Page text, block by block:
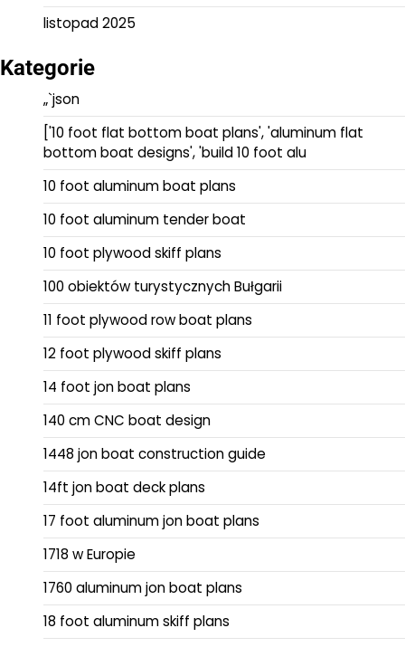
listopad 2025
Kategorie
„`json
['10 foot flat bottom boat plans', 'aluminum flat
bottom boat designs', 'build 10 foot alu
10 foot aluminum boat plans
10 foot aluminum tender boat
10 foot plywood skiff plans
100 obiektów turystycznych Bułgarii
11 foot plywood row boat plans
12 foot plywood skiff plans
14 foot jon boat plans
140 cm CNC boat design
1448 jon boat construction guide
14ft jon boat deck plans
17 foot aluminum jon boat plans
1718 w Europie
1760 aluminum jon boat plans
18 foot aluminum skiff plans